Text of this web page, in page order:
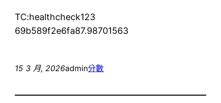
TC:healthcheck123
69b589f2e6fa87.98701563
15 3 月, 2026admin分數